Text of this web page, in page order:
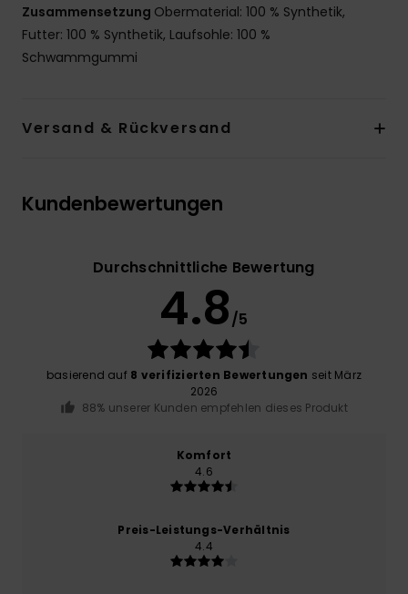
Zusammensetzung Obermaterial: 100 % Synthetik,
Futter: 100 % Synthetik, Laufsohle: 100 %
Schwammgummi
Versand & Rückversand
Kundenbewertungen
Durchschnittliche Bewertung
4.8/5
basierend auf 8 verifizierten Bewertungen seit März
2026
88% unserer Kunden empfehlen dieses Produkt
Komfort
4.6
Preis-Leistungs-Verhältnis
4.4